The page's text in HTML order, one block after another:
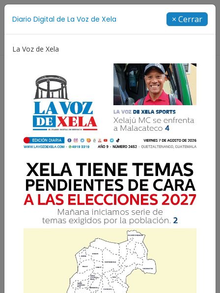
Diario Digital de La Voz de Xela × Cerrar
La Voz de Xela
La importancia de tener
perspectivas
¿Por qué es importante tener perspectivas?
Porque nos permite anticiparnos, comprender
riesgos, identificar oportunidades y tomar
mejores decisiones.
César Pérez Méndez 4 Febrero 2026 15:43